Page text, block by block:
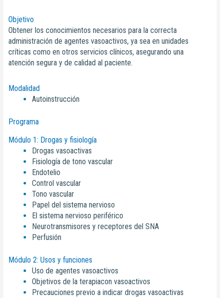
Objetivo
Obtener los conocimientos necesarios para la correcta
administración de agentes vasoactivos, ya sea en unidades
críticas como en otros servicios clínicos, asegurando una
atención segura y de calidad al paciente.
Modalidad
Autoinstrucción
Programa
Módulo 1: Drogas y fisiología
Drogas vasoactivas
Fisiología de tono vascular
Endotelio
Control vascular
Tono vascular
Papel del sistema nervioso
El sistema nervioso periférico
Neurotransmisores y receptores del SNA
Perfusión
Módulo 2: Usos y funciones
Uso de agentes vasoactivos
Objetivos de la terapiacon vasoactivos
Precauciones previo a indicar drogas vasoactivas